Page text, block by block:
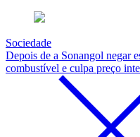
Sociedade
Depois de a Sonangol negar
combustível e culpa preço